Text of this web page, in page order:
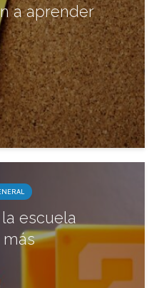
a aprender
escuela
más